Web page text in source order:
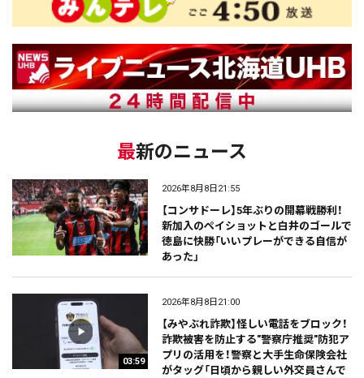
最新のニュース
2026年8月8日21:55
【コンサドーレ】5年ぶりの開幕戦勝利！
新加入のペイショットと白井のゴールで
徳島に快勝「いいプレーができる自信が
あった」
03:59
2026年8月8日21:00
【みやぶれ詐欺】怪しい電話をブロック！
詐欺被害を防止する"警察庁推奨"防犯ア
プリの活用を！警察と大手生命保険会社
がタッグ「日頃から親しい外交員さんで